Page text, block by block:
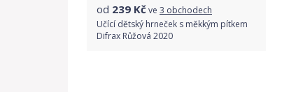
od 239 Kčve 3 obchodech
Učící dětský hrneček s měkkým pítkem
Difrax Růžová 2020